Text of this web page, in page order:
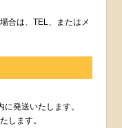
合は、TEL、またはメ
発送いたします。
します。